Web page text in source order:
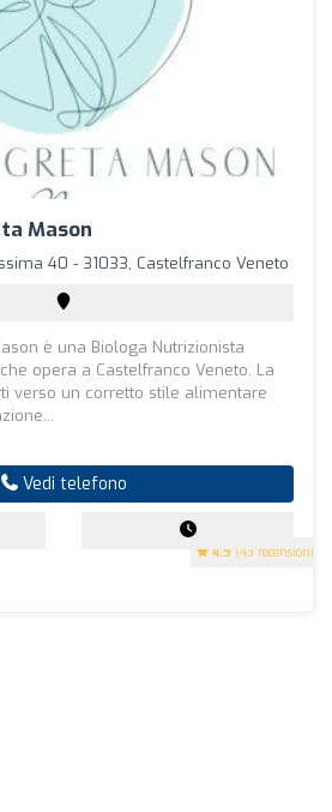
Mason
4.9 (43 recensioni)
40 - 31033, Castelfranco Veneto
è una Biologa Nutrizionista
opera a Castelfranco Veneto. La
verso un corretto stile alimentare
Vedi telefono